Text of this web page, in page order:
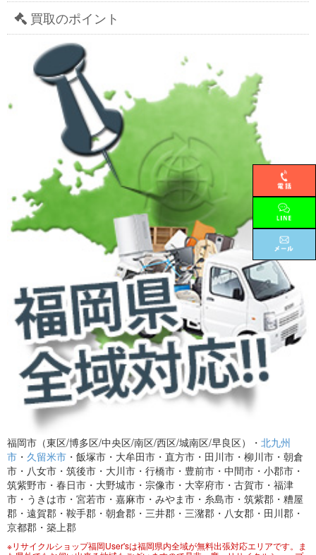
買取のポイント
福岡市（東区/博多区/中央区/南区/西区/城南区/早良区）・ 北九州
市 ・ 久留米市 ・飯塚市・大牟田市・直方市・田川市・柳川市・朝倉
市・八女市・筑後市・大川市・行橋市・豊前市・中間市・小郡市・
筑紫野市・春日市・大野城市・宗像市・大宰府市・古賀市・福津
市・うきは市・宮若市・嘉麻市・みやま市・糸島市・筑紫郡・糟屋
郡・遠賀郡・鞍手郡・朝倉郡・三井郡・三潴郡・八女郡・田川郡・
京都郡・築上郡
※リサイクルショップ福岡User'sは福岡県内全域が無料出張対応エリアです。ま